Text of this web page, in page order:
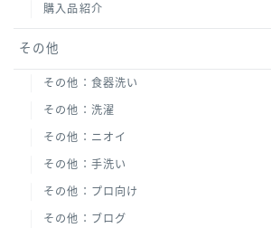
購入品紹介
その他
その他：食器洗い
その他：洗濯
その他：ニオイ
その他：手洗い
その他：プロ向け
その他：ブログ